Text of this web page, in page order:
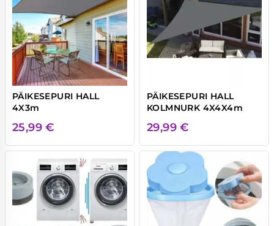
PÄIKESEPURI HALL
4X3m
25,99€
PÄIKESEPURI HALL
KOLMNURK 4X4X4m
29,99€